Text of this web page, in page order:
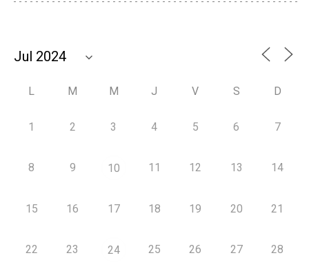
L M M J V S D
1 2 3 4 5 6 7
8 9 10 11 12 13 14
15 16 17 18 19 20 21
22 23 24 25 26 27 28